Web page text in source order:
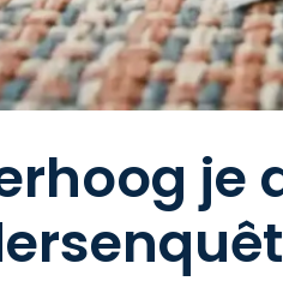
je